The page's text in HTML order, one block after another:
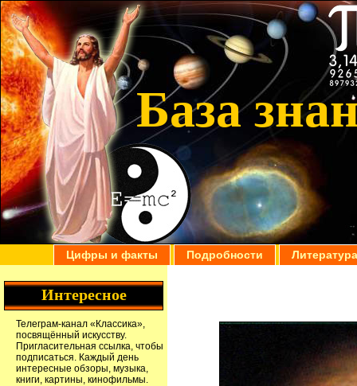
База
Цифры и факты Подробности Литература
Интересное
Телеграм-канал «Классика»,
посвящённый искусству.
Пригласительная ссылка, чтобы
подписаться. Каждый день
интересные обзоры, музыка,
книги, картины, кинофильмы.